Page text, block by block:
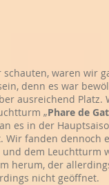
waren wir
denn es war
ausreichend
„Phare de
es in der
Wir fanden dennoch
dem Leuchtturm
herum, der
nicht geöffnet.